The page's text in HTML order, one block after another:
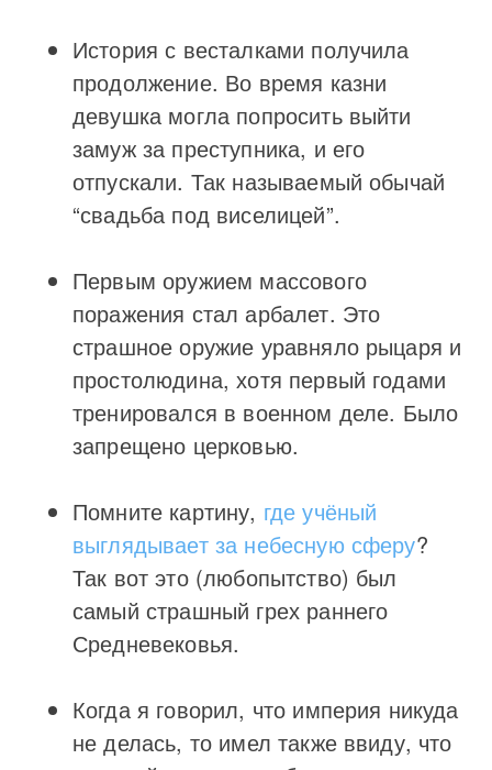
История с весталками получила
продолжение. Во время казни
девушка могла попросить выйти
замуж за преступника, и его
отпускали. Так называемый обычай
“свадьба под виселицей”.
Первым оружием массового
поражения стал арбалет. Это
страшное оружие уравняло рыцаря и
простолюдина, хотя первый годами
тренировался в военном деле. Было
запрещено церковью.
Помните картину, где учёный
выглядывает за небесную сферу?
Так вот это (любопытство) был
самый страшный грех раннего
Средневековья.
Когда я говорил, что империя никуда
не делась, то имел также ввиду, что